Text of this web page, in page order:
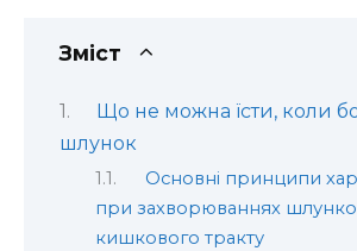
Зміст
Що не можна їсти, коли
шлунок
Основні принципи
при захворюваннях
кишкового тракту